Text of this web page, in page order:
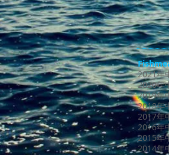
2021年
2020年
2019年
2018年
2017年
2016年
2015年
2014年